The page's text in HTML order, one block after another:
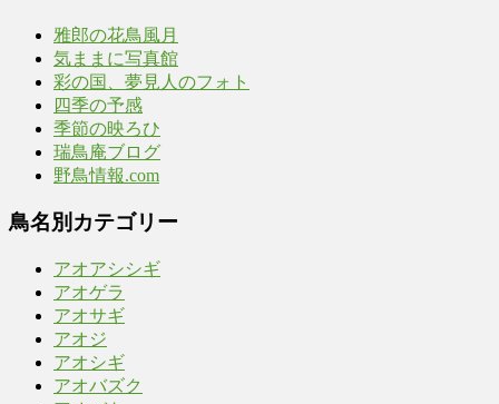
雅郎の花鳥風月
気ままに写真館
彩の国、夢見人のフォト
四季の予感
季節の映ろひ
瑞鳥庵ブログ
野鳥情報.com
鳥名別カテゴリー
アオアシシギ
アオゲラ
アオサギ
アオジ
アオシギ
アオバズク